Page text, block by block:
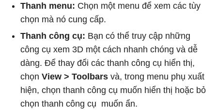
Thanh menu: Chọn một menu để xem các tùy
chọn mà nó cung cấp.
Thanh công cụ: Bạn có thể truy cập những
công cụ xem 3D một cách nhanh chóng và dễ
dàng. Để thay đổi các thanh công cụ hiển thị,
chọn View > Toolbars và, trong menu phụ xuất
hiện, chọn thanh công cụ muốn hiển thị hoặc bỏ
chọn thanh công cụ muốn ẩn.